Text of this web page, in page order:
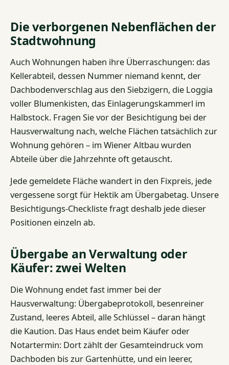
Die verborgenen Nebenflächen der
Stadtwohnung
Auch Wohnungen haben ihre Überraschungen: das
Kellerabteil, dessen Nummer niemand kennt, der
Dachbodenverschlag aus den Siebzigern, die Loggia
voller Blumenkisten, das Einlagerungskammerl im
Halbstock. Fragen Sie vor der Besichtigung bei der
Hausverwaltung nach, welche Flächen tatsächlich zur
Wohnung gehören – im Wiener Altbau wurden
Abteile über die Jahrzehnte oft getauscht.
Jede gemeldete Fläche wandert in den Fixpreis, jede
vergessene sorgt für Hektik am Übergabetag. Unsere
Besichtigungs-Checkliste fragt deshalb jede dieser
Positionen einzeln ab.
Übergabe an Verwaltung oder
Käufer: zwei Welten
Die Wohnung endet fast immer bei der
Hausverwaltung: Übergabeprotokoll, besenreiner
Zustand, leeres Abteil, alle Schlüssel – daran hängt
die Kaution. Das Haus endet beim Käufer oder
Notartermin: Dort zählt der Gesamteindruck vom
Dachboden bis zur Gartenhütte, und ein leerer,